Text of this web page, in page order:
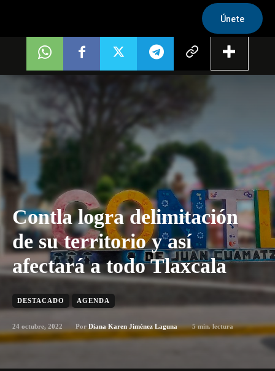
Únete
Contla logra delimitación
de su territorio y así
afectará a todo Tlaxcala
DESTACADO AGENDA
24 octubre, 2022 Por Diana Karen Jiménez Laguna 5min. lectura